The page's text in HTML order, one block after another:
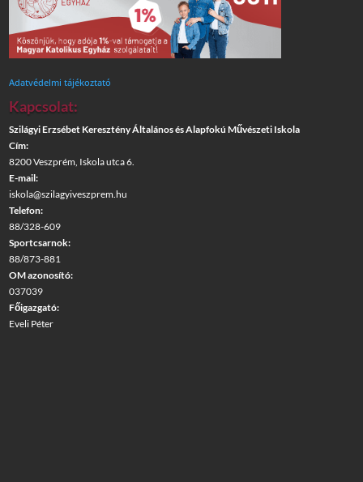
Adatvédelmi tájékoztató
Kapcsolat:
Szilágyi Erzsébet Keresztény Általános és Alapfokú Művészeti Iskola
Cím:
8200 Veszprém, Iskola utca 6.
E-mail:
iskola@szilagyiveszprem.hu
Telefon:
88/328-609
Sportcsarnok:
88/873-881
OM azonosító:
037039
Főigazgató:
Eveli Péter